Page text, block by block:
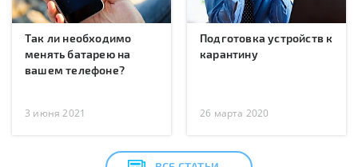
Так ли необходимо
менять батарею на
вашем телефоне?
3 июня 2021
Подготовка устройств к
карантину
26 марта 2020